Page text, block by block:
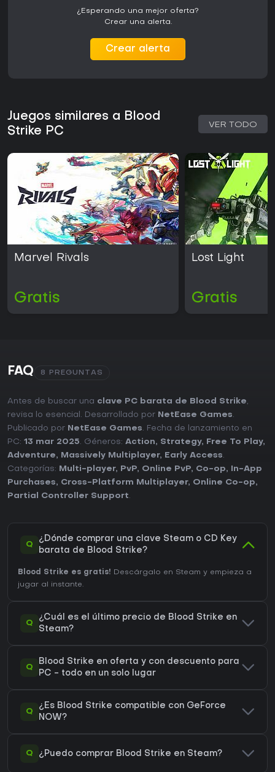
¿Esperando una mejor oferta?
Crear una alerta.
Crear alerta
Juegos similares a Blood
Strike PC
VER TODO
Marvel Rivals
Gratis
Lost Light
Gratis
FAQ 8 PREGUNTAS
Antes de buscar una clave PC barata de Blood Strike,
revisa lo esencial. Desarrollado por NetEase Games.
Publicado por NetEase Games. Fecha de lanzamiento en
PC: 13 mar 2025. Géneros: Action, Strategy, Free To Play,
Adventure, Massively Multiplayer, Early Access.
Categorías:
Multi-player, PvP, Online PvP, Co-op,
In-App
Purchases, Cross-Platform Multiplayer, Online Co-op,
Partial Controller Support.
Q
¿Dónde comprar una clave Steam o CD Key
barata de Blood Strike?
Blood Strike es gratis! Descárgalo en Steam y empieza a
jugar al instante.
Q
¿Cuál es el último precio de Blood Strike en
Steam?
Q
Blood Strike en oferta y con descuento para
PC - todo en un solo lugar
Q
¿Es Blood Strike compatible con GeForce
NOW?
Q ¿Puedo comprar Blood Strike en Steam?